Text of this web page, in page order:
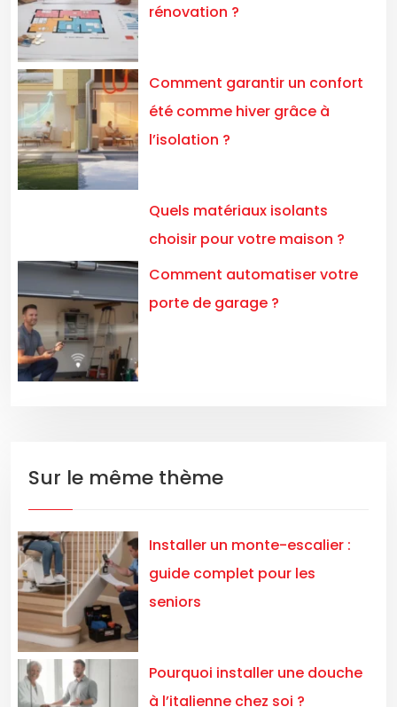
rénovation ?
Comment garantir un confort
été comme hiver grâce à
l’isolation ?
Quels matériaux isolants
choisir pour votre maison ?
Comment automatiser votre
porte de garage ?
Sur le même thème
Installer un monte-escalier :
guide complet pour les
seniors
Pourquoi installer une douche
à l’italienne chez soi ?